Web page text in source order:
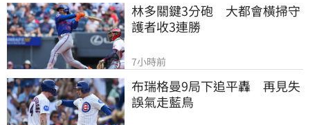
林多關鍵3分砲　大都會橫掃守
護者收3連勝
7小時前
布瑞格曼9局下追平轟　再見失
誤氣走藍鳥